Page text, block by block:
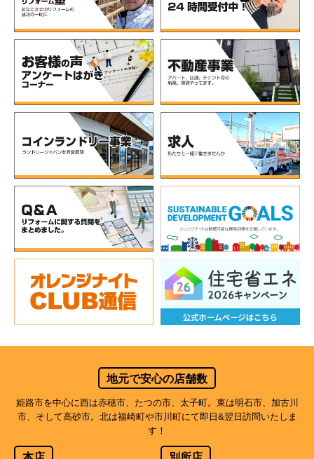
地元で安心の店舗数
姫路市を中心に西は赤穂市、たつの市、太子町。東は明石市、加古川
市、そして高砂市。北は福崎町や市川町にて即日&翌日訪問いたしま
す！